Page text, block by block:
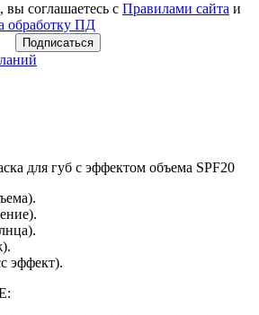
соглашаетесь с Правилами сайта и
обработку ПД
Подписаться
для губ с эффектом объема SPF20
эффект).